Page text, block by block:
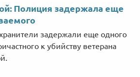
Полиция задержала еще
задержали еще одного
к убийству ветерана